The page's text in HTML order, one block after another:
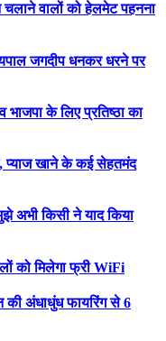
चलाने वालों को हेलमेट पहनना
जगदीप धनकर धरने पर
भाजपा के लिए प्रतिष्ठा का
प्याज खाने के कई सेहतमंद
अभी किसी ने याद किया
को मिलेगा फ्री WiFi
की अंधाधुंध फायरिंग से 6